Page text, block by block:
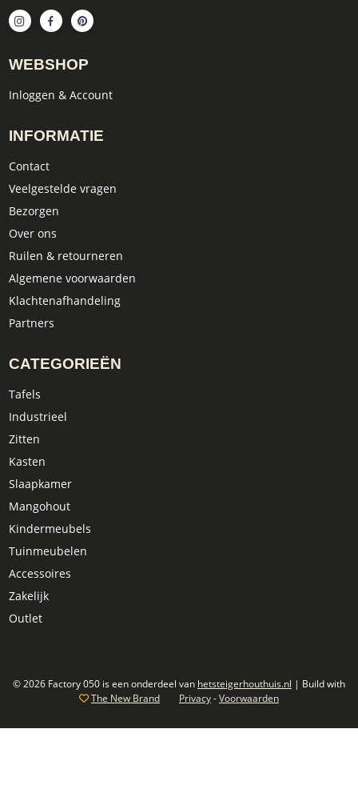
WEBSHOP
Inloggen & Account
INFORMATIE
Contact
Veelgestelde vragen
Bezorgen
Over ons
Ruilen & retourneren
Algemene voorwaarden
Klachtenafhandeling
Partners
CATEGORIEËN
Tafels
Industrieel
Zitten
Kasten
Slaapkamer
Mangohout
Kindermeubels
Tuinmeubelen
Accessoires
Zakelijk
Outlet
© 2026 Factory 050 is een onderdeel van hetsteigerhouthuis.nl | Build with
The New Brand
Privacy-Voorwaarden